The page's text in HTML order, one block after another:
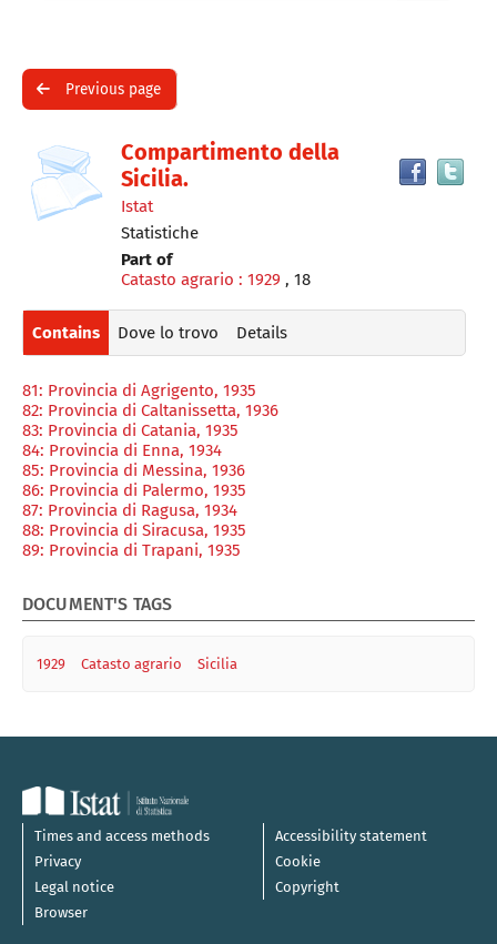
Previous page
Dettaglio
del
documento
cover
Compartimento della
Sicilia.
Istat
Statistiche
Part of
Catasto agrario : 1929 , 18
Contains Dove lo trovo Details
81: Provincia di Agrigento, 1935
82: Provincia di Caltanissetta, 1936
83: Provincia di Catania, 1935
84: Provincia di Enna, 1934
85: Provincia di Messina, 1936
86: Provincia di Palermo, 1935
87: Provincia di Ragusa, 1934
88: Provincia di Siracusa, 1935
89: Provincia di Trapani, 1935
DOCUMENT'S TAGS
1929 Catasto agrario Sicilia
Times and access methods
Accessibility statement
Privacy
Cookie
Legal notice
Copyright
Browser